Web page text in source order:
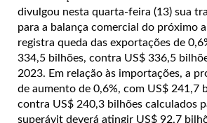
divulgou nesta quarta-feira (13) sua
para a balança comercial do próximo
registra queda das exportações de
334,5 bilhões, contra US$ 336,5
2023. Em relação às importações, a
de aumento de 0,6%, com US$ 241,7
contra US$ 240,3 bilhões calculados
superávit deverá atingir US$ 92,7